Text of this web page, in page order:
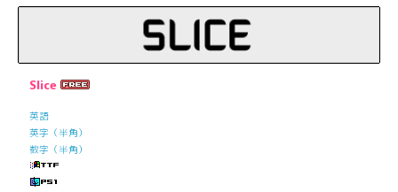
Slice
英語
英字（半角）
数字（半角）